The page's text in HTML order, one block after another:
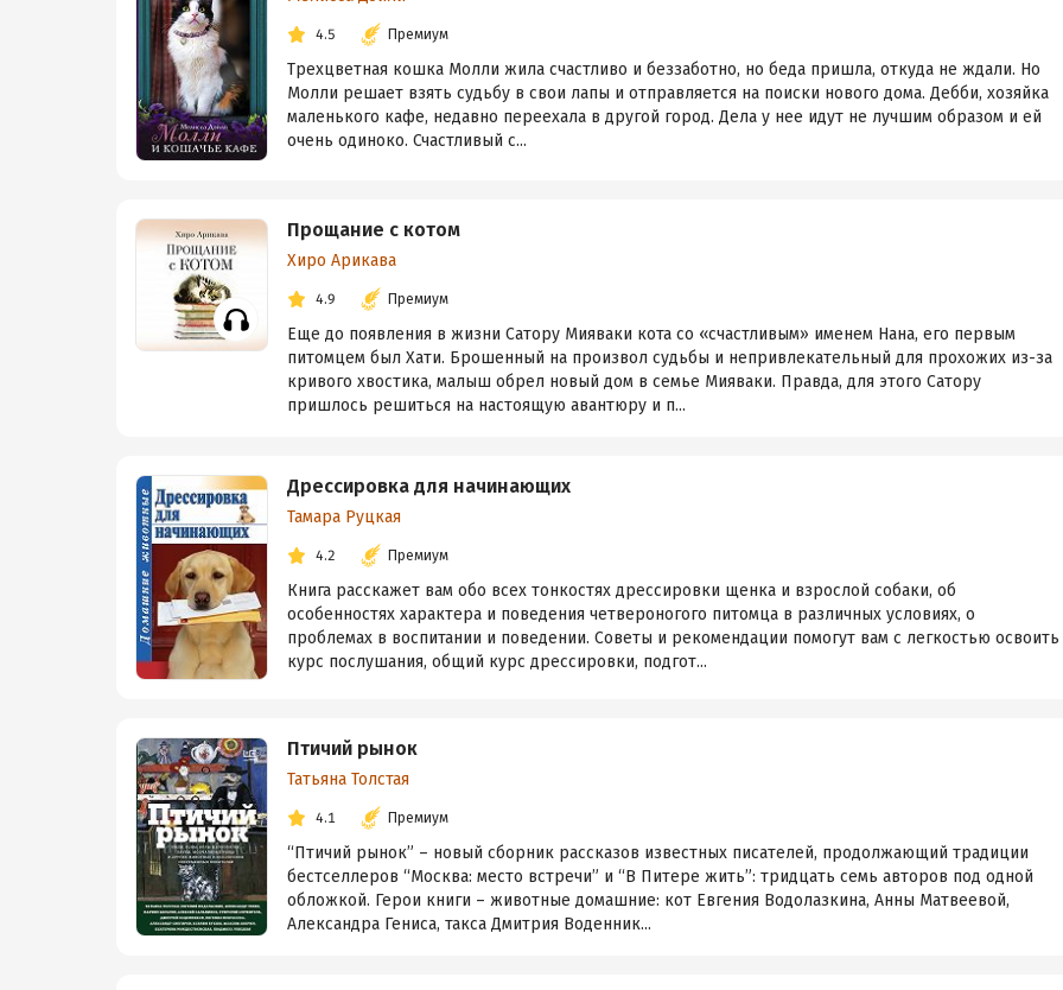
4.5 Премиум
Трехцветная кошка Молли жила счастливо и беззаботно, но беда пришла, откуда не ждали. Но
Молли решает взять судьбу в свои лапы и отправляется на поиски нового дома. Дебби, хозяйка
маленького кафе, недавно переехала в другой город. Дела у нее идут не лучшим образом и ей
очень одиноко. Счастливый с...
Прощание с котом
Хиро Арикава
4.9 Премиум
Еще до появления в жизни Сатору Мияваки кота со «счастливым» именем Нана, его первым
питомцем был Хати. Брошенный на произвол судьбы и непривлекательный для прохожих из-за
кривого хвостика, малыш обрел новый дом в семье Мияваки. Правда, для этого Сатору
пришлось решиться на настоящую авантюру и п...
Дрессировка для начинающих
Тамара Руцкая
4.2 Премиум
Книга расскажет вам обо всех тонкостях дрессировки щенка и взрослой собаки, об
особенностях характера и поведения четвероногого питомца в различных условиях, о
проблемах в воспитании и поведении. Советы и рекомендации помогут вам с легкостью освоить
курс послушания, общий курс дрессировки, подгот...
Птичий рынок
Татьяна Толстая
4.1 Премиум
“Птичий рынок” – новый сборник рассказов известных писателей, продолжающий традиции
бестселлеров “Москва: место встречи” и “В Питере жить”: тридцать семь авторов под одной
обложкой. Герои книги – животные домашние: кот Евгения Водолазкина, Анны Матвеевой,
Александра Гениса, такса Дмитрия Воденник...